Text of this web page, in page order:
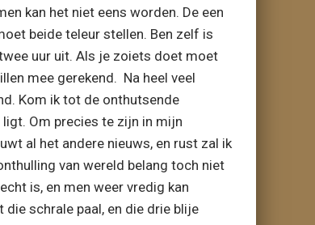
kan het niet eens worden. De een
beide teleur stellen. Ben zelf is
uur uit. Als je zoiets doet moet
mee gerekend. Na heel veel
Kom ik tot de onthutsende
Om precies te zijn in mijn
al het andere nieuws, en rust zal ik
van wereld belang toch niet
is, en men weer vredig kan
schrale paal, en die drie blije